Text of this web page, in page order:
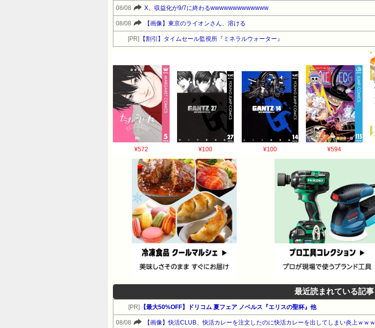
08/08 X、収益化が9/7に終わるwwwwwwwwwwwww
08/08 【画像】東京のライオンさん、溶ける
[PR] 【割引】タイムセール監視所『ミネラルウォーター』
¥572 ¥100 ¥100 ¥594
最近読まれている記事
[PR] 【最大50%OFF】ドリコム 夏フェア ノベルス『エリスの聖杯』他
08/08 【画像】快活CLUB、快活カレーを注文したのに快活カレーを出してしまい炎上ｗｗｗ